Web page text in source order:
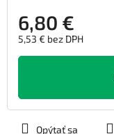
6,80 €
5,53 € bez DPH
Jednotková
Opýtať sa